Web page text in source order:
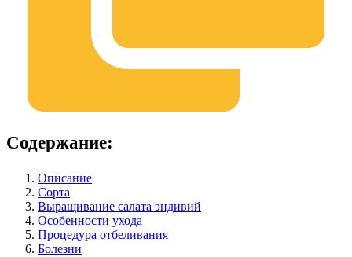
Содержание:
Описание
Сорта
Выращивание салата эндивий
Особенности ухода
Процедура отбеливания
Болезни